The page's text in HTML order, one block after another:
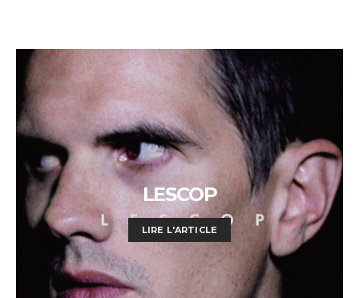
LESCOP
LIRE L'ARTICLE